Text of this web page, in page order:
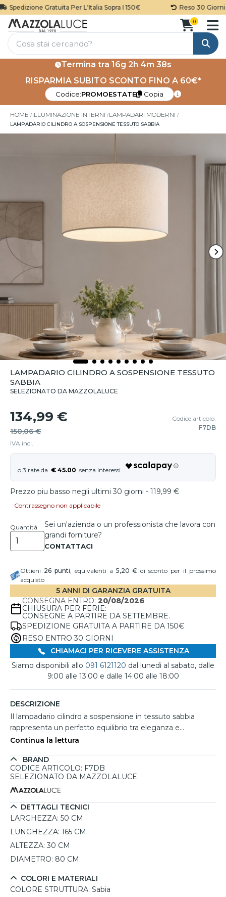
Spedizione Gratuita Per L'Italia Sopra I 150€ Reso 30 Giorni
Cerca
0
Termina tra 16g 2h 4m 38s
RISPARMIA SUBITO SCONTO FINO A 60€*
Codice:PROMOESTATE Copia
HOME ILLUMINAZIONE INTERNI LAMPADARI MODERNI
LAMPADARIO CILINDRO A SOSPENSIONE TESSUTO SABBIA
LAMPADARIO CILINDRO A SOSPENSIONE TESSUTO
SABBIA
SELEZIONATO DA MAZZOLALUCE
134,99 €
150,06 €
IVA incl.
Codice articolo:
F7DB
€ 45.00
Prezzo piu basso negli ultimi 30 giorni - 119,99 €
Contrassegno non applicabile
Quantità
Sei un'azienda o un professionista che lavora con
grandi forniture?
Ottieni 26punti, equivalenti a 5,20 € di sconto per il prossimo
acquisto
5 ANNI DI GARANZIA GRATUITA
CONSEGNA ENTRO: 20/08/2026
CHIUSURA PER FERIE:
CONSEGNE A PARTIRE DA SETTEMBRE.
SPEDIZIONE GRATUITA A PARTIRE DA 150€
RESO ENTRO 30 GIORNI
CHIAMACI PER RICEVERE ASSISTENZA
Siamo disponibili allo 091 6121120 dal lunedì al sabato, dalle
9:00 alle 13:00 e dalle 14:00 alle 18:00
DESCRIZIONE
Il lampadario cilindro a sospensione in tessuto sabbia
rappresenta un perfetto equilibrio tra eleganza e
funzionalità. Questo modello, caratterizzato da una forma
stili di arredamento, dal moderno allo scandinavo. La sua
finitura in sabbia e il materiale in tessuto conferiscono un
camere da letto o sale da pranzo. Grazie alla possibilità di
regolare l'altezza, può essere adattato a diverse altezze di
soffitto. È compatibile con lampadine E27, permettendo
di scegliere la temperatura di colore più adatta al proprio
creare atmosfere suggestive.
Continua la lettura
BRAND
CODICE ARTICOLO: F7DB
SELEZIONATO DA MAZZOLALUCE
DETTAGLI TECNICI
LARGHEZZA: 50 CM
LUNGHEZZA: 165 CM
ALTEZZA: 30 CM
DIAMETRO: 80 CM
COLORI E MATERIALI
COLORE STRUTTURA: Sabia